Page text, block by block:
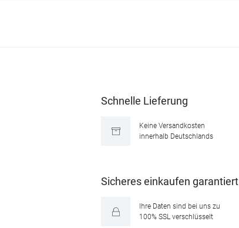
Schnelle Lieferung
Keine Versandkosten
innerhalb Deutschlands
Sicheres einkaufen garantiert
Ihre Daten sind bei uns zu
100% SSL verschlüsselt